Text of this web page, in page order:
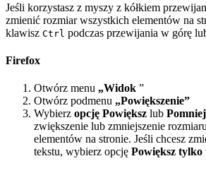
Jeśli korzystasz z myszy z kółkiem
zmienić rozmiar wszystkich elementów na
klawisz Ctrl podczas przewijania w górę
Firefox
Otwórz menu „Widok ”
Otwórz podmenu „Powiększenie”
Wybierz opcję Powiększ lub
zwiększenie lub zmniejszenie
elementów na stronie. Jeśli chcesz
tekstu, wybierz opcję Powiększ tylko